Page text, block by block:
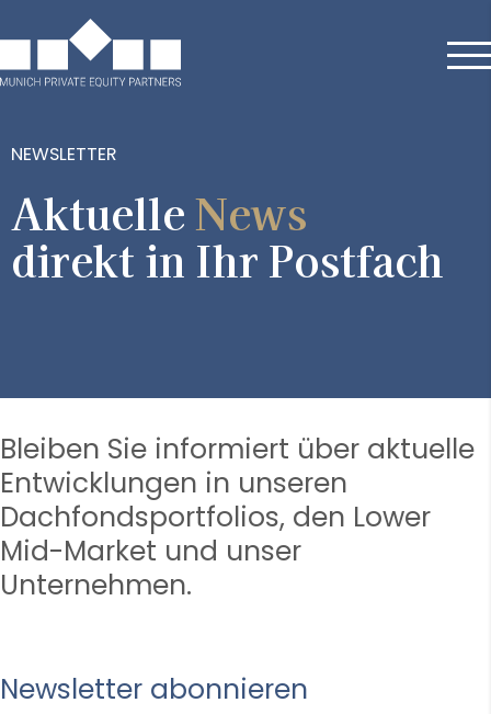
NEWSLETTER
AktuelleNews
direkt in Ihr Postfach
Bleiben Sie informiert über aktuelle
Entwicklungen in unseren
Dachfondsportfolios, den Lower
Mid-Market und unser
Unternehmen.
Newsletter abonnieren